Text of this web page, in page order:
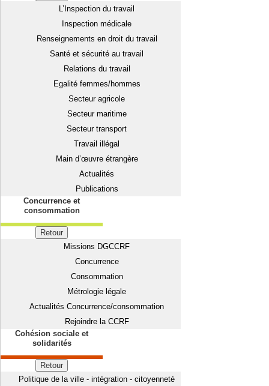
L’Inspection du travail
Inspection médicale
Renseignements en droit du travail
Santé et sécurité au travail
Relations du travail
Egalité femmes/hommes
Secteur agricole
Secteur maritime
Secteur transport
Travail illégal
Main d’œuvre étrangère
Actualités
Publications
Concurrence et
consommation
Retour
Missions DGCCRF
Concurrence
Consommation
Métrologie légale
Actualités Concurrence/consommation
Rejoindre la CCRF
Cohésion sociale et
solidarités
Retour
Politique de la ville - intégration - citoyenneté